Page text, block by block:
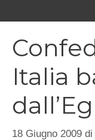
Italia
18 Giugno 2009 di